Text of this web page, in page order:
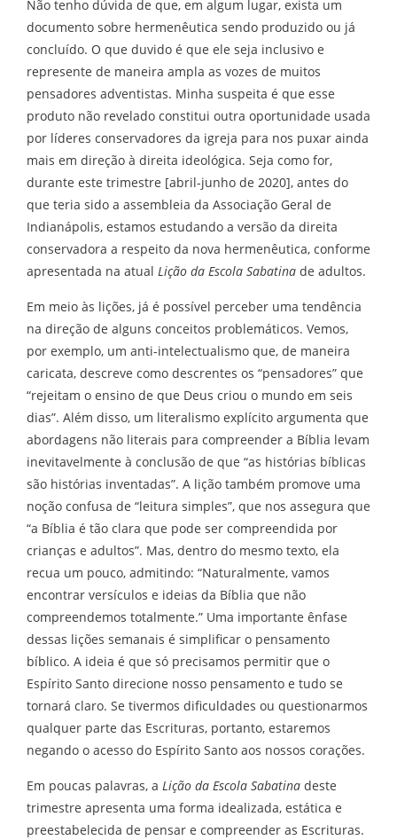
Não tenho dúvida de que, em algum lugar, exista um
documento sobre hermenêutica sendo produzido ou já
concluído. O que duvido é que ele seja inclusivo e
represente de maneira ampla as vozes de muitos
pensadores adventistas. Minha suspeita é que esse
produto não revelado constitui outra oportunidade usada
por líderes conservadores da igreja para nos puxar ainda
mais em direção à direita ideológica. Seja como for,
durante este trimestre [abril-junho de 2020], antes do
que teria sido a assembleia da Associação Geral de
Indianápolis, estamos estudando a versão da direita
conservadora a respeito da nova hermenêutica, conforme
apresentada na atual Lição da Escola Sabatina de adultos.
Em meio às lições, já é possível perceber uma tendência
na direção de alguns conceitos problemáticos. Vemos,
por exemplo, um anti-intelectualismo que, de maneira
caricata, descreve como descrentes os “pensadores” que
“rejeitam o ensino de que Deus criou o mundo em seis
dias”. Além disso, um literalismo explícito argumenta que
abordagens não literais para compreender a Bíblia levam
inevitavelmente à conclusão de que “as histórias bíblicas
são histórias inventadas”. A lição também promove uma
noção confusa de “leitura simples”, que nos assegura que
“a Bíblia é tão clara que pode ser compreendida por
crianças e adultos”. Mas, dentro do mesmo texto, ela
recua um pouco, admitindo: “Naturalmente, vamos
encontrar versículos e ideias da Bíblia que não
compreendemos totalmente.” Uma importante ênfase
dessas lições semanais é simplificar o pensamento
bíblico. A ideia é que só precisamos permitir que o
Espírito Santo direcione nosso pensamento e tudo se
tornará claro. Se tivermos dificuldades ou questionarmos
qualquer parte das Escrituras, portanto, estaremos
negando o acesso do Espírito Santo aos nossos corações.
Em poucas palavras, a Lição da Escola Sabatina deste
trimestre apresenta uma forma idealizada, estática e
preestabelecida de pensar e compreender as Escrituras.